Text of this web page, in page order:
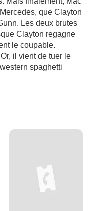
que Clayton
Les deux brutes
Clayton regagne
le coupable.
il vient de tuer le
spaghetti